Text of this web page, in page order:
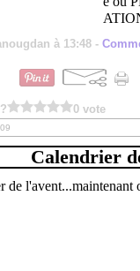
à 13:48 -
0 vote
Calendrier